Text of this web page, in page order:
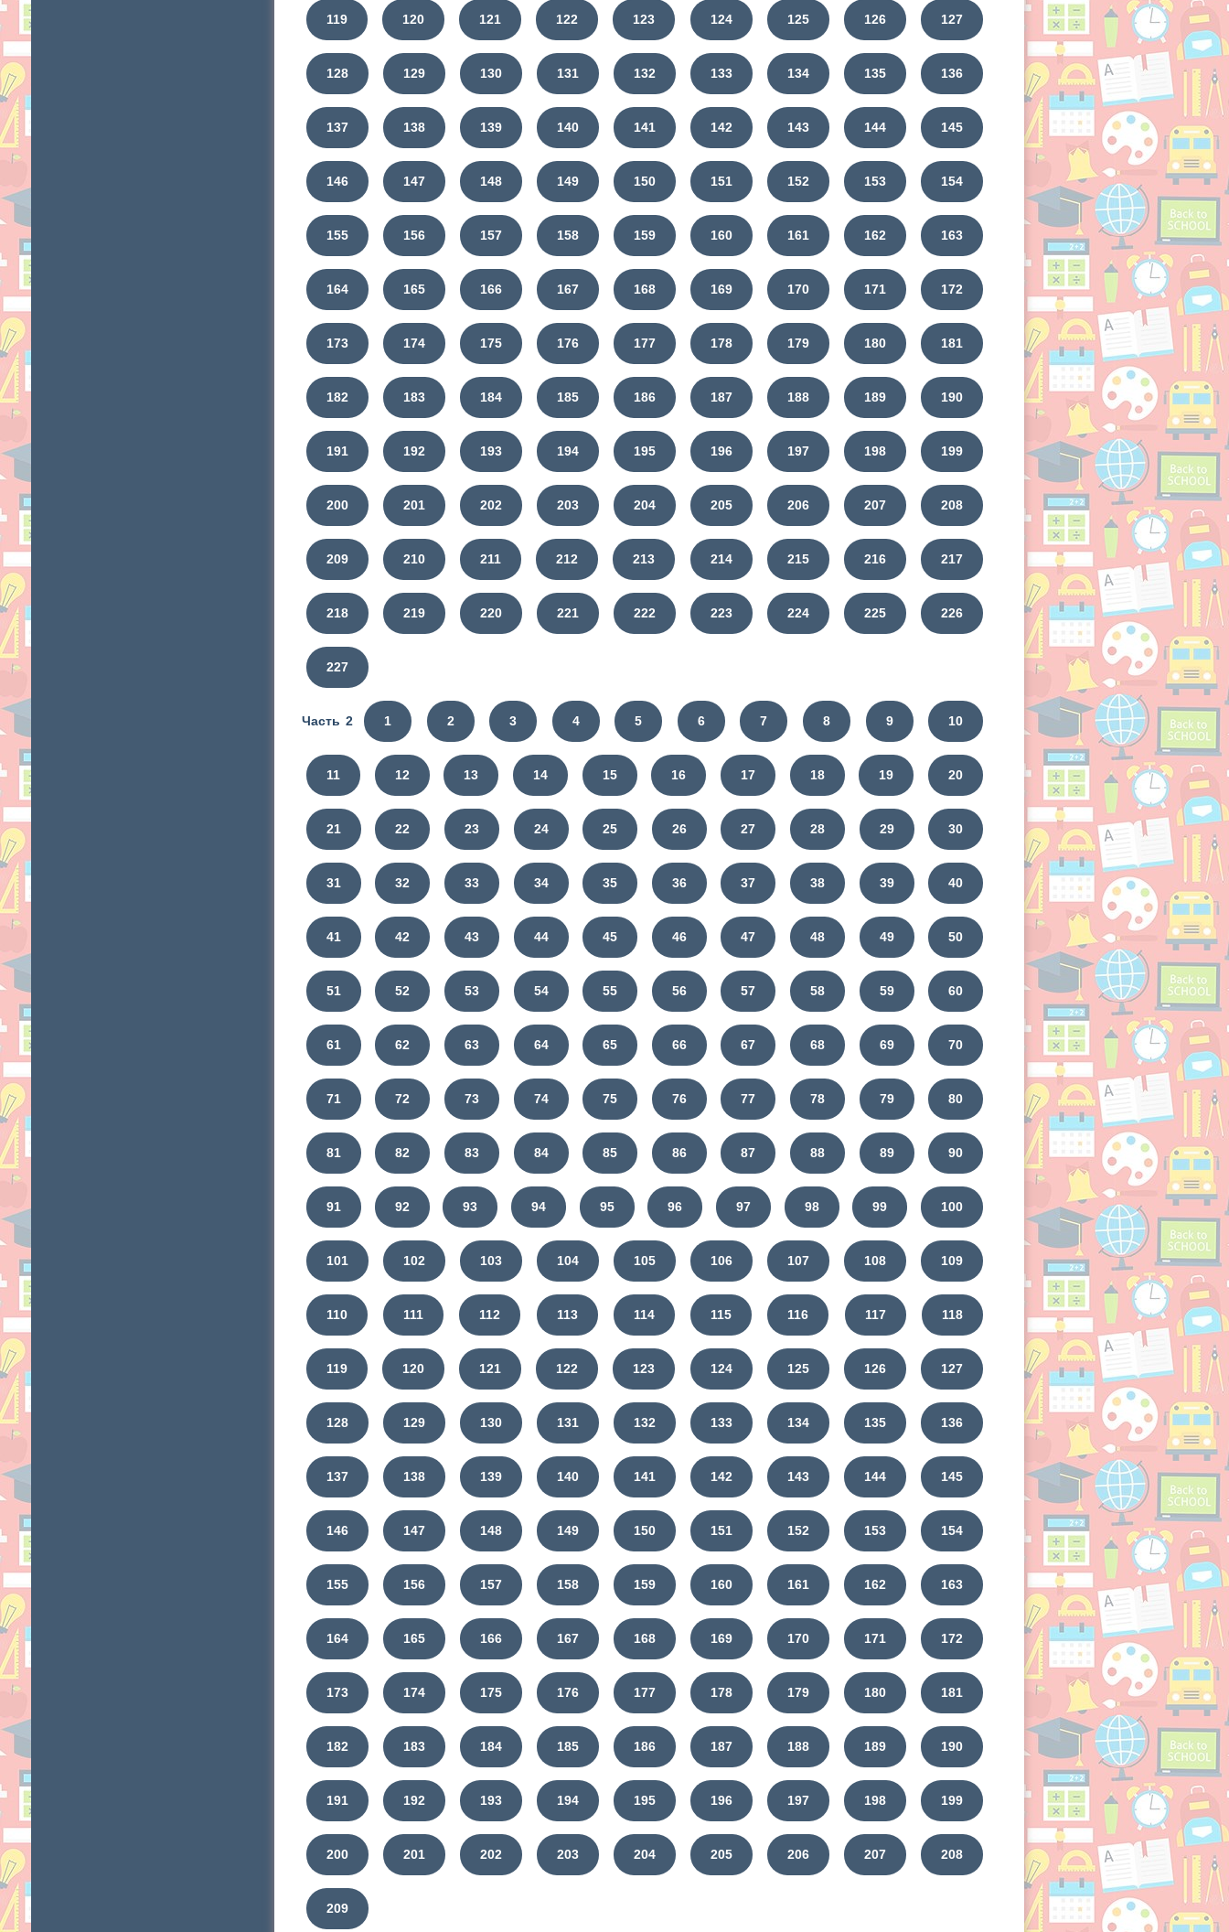
119 120 121 122 123 124 125 126 127
128 129 130 131 132 133 134 135 136
137 138 139 140 141 142 143 144 145
146 147 148 149 150 151 152 153 154
155 156 157 158 159 160 161 162 163
164 165 166 167 168 169 170 171 172
173 174 175 176 177 178 179 180 181
182 183 184 185 186 187 188 189 190
191 192 193 194 195 196 197 198 199
200 201 202 203 204 205 206 207 208
209 210 211 212 213 214 215 216 217
218 219 220 221 222 223 224 225 226
227
Часть 2 1 2 3 4 5 6 7 8 9 10
11 12 13 14 15 16 17 18 19 20
21 22 23 24 25 26 27 28 29 30
31 32 33 34 35 36 37 38 39 40
41 42 43 44 45 46 47 48 49 50
51 52 53 54 55 56 57 58 59 60
61 62 63 64 65 66 67 68 69 70
71 72 73 74 75 76 77 78 79 80
81 82 83 84 85 86 87 88 89 90
91 92 93 94 95 96 97 98 99 100
101 102 103 104 105 106 107 108 109
110 111 112 113 114 115 116 117 118
119 120 121 122 123 124 125 126 127
128 129 130 131 132 133 134 135 136
137 138 139 140 141 142 143 144 145
146 147 148 149 150 151 152 153 154
155 156 157 158 159 160 161 162 163
164 165 166 167 168 169 170 171 172
173 174 175 176 177 178 179 180 181
182 183 184 185 186 187 188 189 190
191 192 193 194 195 196 197 198 199
200 201 202 203 204 205 206 207 208
209